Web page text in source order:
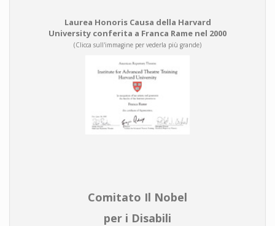
Laurea Honoris Causa della Harvard
University conferita a Franca Rame nel 2000
(Clicca sull'immagine per vederla più grande)
Comitato Il Nobel
per i Disabili